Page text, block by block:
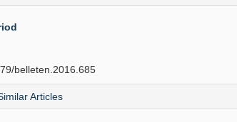
belleten.2016.685
Articles